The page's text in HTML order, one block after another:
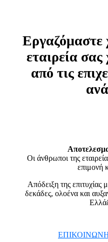
Εργαζόμαστε
εταιρεία σας
από τις
Οι άνθρωποι της
επιμονή
Απόδειξη της επιτυχίας
δεκάδες, ολοένα και